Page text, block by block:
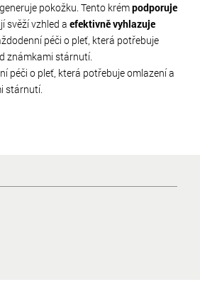
pokožku. Tento krémpodporuje
svěží vzhled a efektivně vyhlazuje
péči o pleť, která potřebuje
známkami stárnutí.
péči o pleť, která potřebuje omlazení a
stárnutí.